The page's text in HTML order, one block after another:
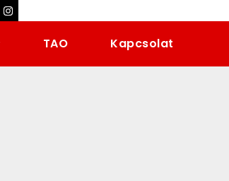
TAO Kapcsolat